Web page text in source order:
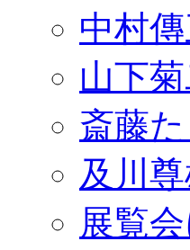
中村
山下
斎藤
及川
展覧